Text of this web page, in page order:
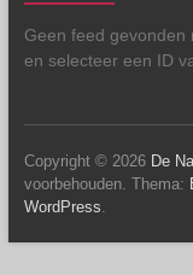
Geen feed gevonden
en selecteer een ID
Copyright © 2026 De
voorbehouden. Thema:
WordPress.